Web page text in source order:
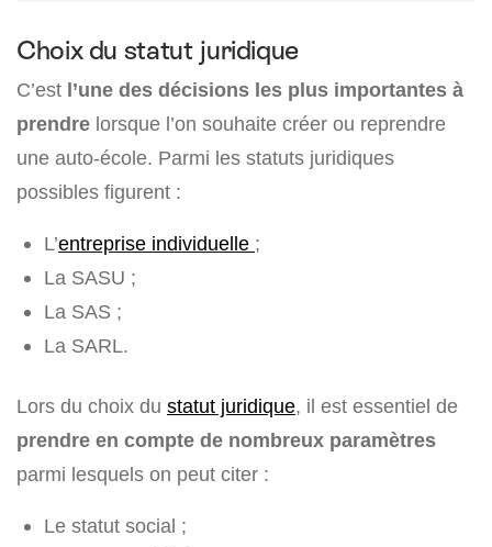
Choix du statut juridique
C’est l’une des décisions les plus importantes à
prendre lorsque l’on souhaite créer ou reprendre
une auto-école. Parmi les statuts juridiques
possibles figurent :
L’entreprise individuelle ;
La SASU ;
La SAS ;
La SARL.
Lors du choix du statut juridique, il est essentiel de
prendre en compte de nombreux paramètres
parmi lesquels on peut citer :
Le statut social ;